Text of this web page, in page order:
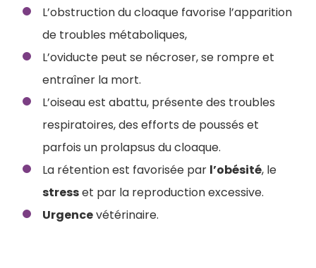
L’obstruction du cloaque favorise l’apparition
de troubles métaboliques,
L’oviducte peut se nécroser, se rompre et
entraîner la mort.
L’oiseau est abattu, présente des troubles
respiratoires, des efforts de poussés et
parfois un prolapsus du cloaque.
La rétention est favorisée par l’obésité, le
stresset par la reproduction excessive.
Urgencevétérinaire.